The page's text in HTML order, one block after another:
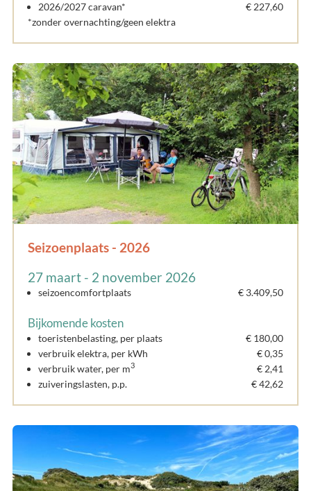
2026/2027 caravan*
€ 227,60
*zonder overnachting/geen elektra
Seizoenplaats - 2026
27 maart - 2 november 2026
seizoencomfortplaats € 3.409,50
Bijkomende kosten
toeristenbelasting, per plaats
€ 180,00
verbruik elektra, per kWh
€ 0,35
verbruik water, per m3
€ 2,41
zuiveringslasten, p.p.
€ 42,62